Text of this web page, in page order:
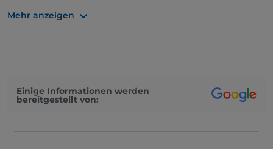
einen Kongresssaal mit 138 Plätzen, einen Parkplatz
Mehr anzeigen
Einige Informationen werden
bereitgestellt von: